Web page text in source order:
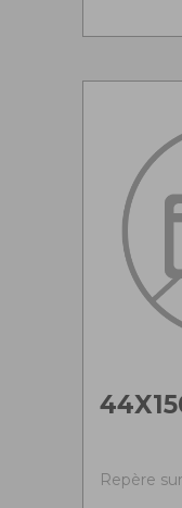
Repère